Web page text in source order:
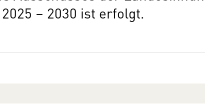
– 2030 ist erfolgt.